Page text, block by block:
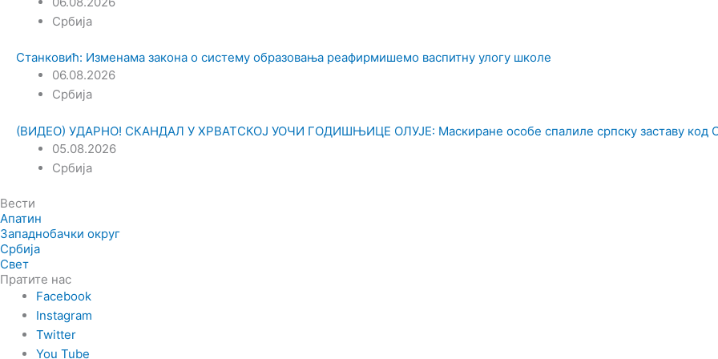
Србија
Станковић: Изменама закона о систему образовања реафирмишемо васпитну улогу школе
06.08.2026
Србија
(ВИДЕО) УДАРНО! СКАНДАЛ У ХРВАТСКОЈ УОЧИ ГОДИШЊИЦЕ ОЛУЈЕ: Маскиране особе спалиле српску заставу код
05.08.2026
Србија
Вести
Апатин
Западнобачки округ
Србија
Свет
Пратите нас
Facebook
Instagram
Twitter
You Tube